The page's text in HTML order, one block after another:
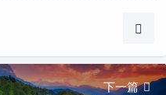
下一篇